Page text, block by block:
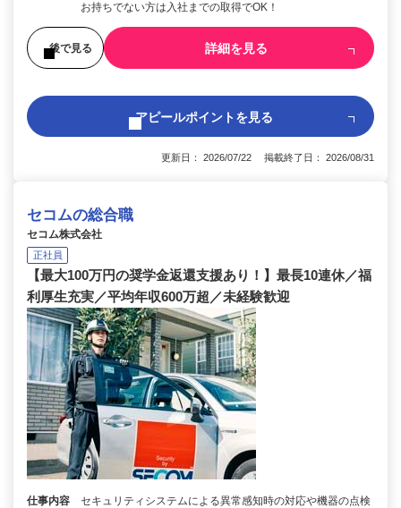
お持ちでない方は入社までの取得でOK！
後で見る 詳細を見る
アピールポイントを見る
更新日： 2026/07/22 掲載終了日： 2026/08/31
セコムの総合職
セコム株式会社
正社員
【最大100万円の奨学金返還支援あり！】最長10連休／福
利厚生充実／平均年収600万超／未経験歓迎
仕事内容 セキュリティシステムによる異常感知時の対応や機器の点検